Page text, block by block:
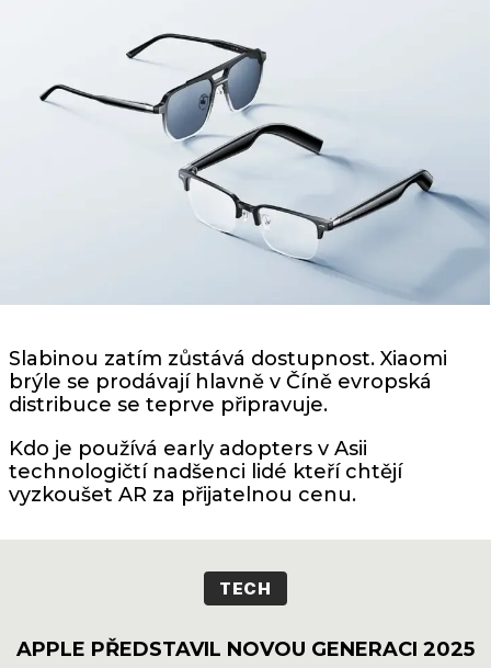
Slabinou zatím zůstává dostupnost. Xiaomi
brýle se prodávají hlavně v Číně evropská
distribuce se teprve připravuje.
Kdo je používá early adopters v Asii
technologičtí nadšenci lidé kteří chtějí
vyzkoušet AR za přijatelnou cenu.
TECH
APPLE PŘEDSTAVIL NOVOU GENERACI 2025